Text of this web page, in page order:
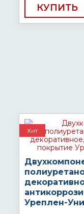
КУПИТЬ
Хит
Уреплен-